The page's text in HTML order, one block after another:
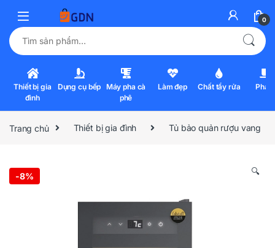
0
Tìm kiếm:
Thiết bị gia
đình
Dụng cụ bếp Máy pha cà
phê
Làm đẹp Chất tẩy rửa Pha
Trang chủ Thiết bị gia đình Tủ bảo quản rượu vang
-8% 🔍